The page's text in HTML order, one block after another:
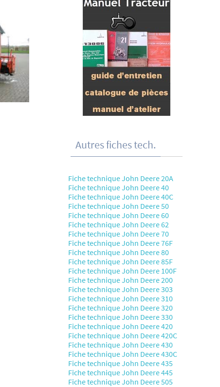
Autres fiches tech.
Fiche technique John Deere 20A
Fiche technique John Deere 40
Fiche technique John Deere 40C
Fiche technique John Deere 50
Fiche technique John Deere 60
Fiche technique John Deere 62
Fiche technique John Deere 70
Fiche technique John Deere 76F
Fiche technique John Deere 80
Fiche technique John Deere 85F
Fiche technique John Deere 100F
Fiche technique John Deere 200
Fiche technique John Deere 303
Fiche technique John Deere 310
Fiche technique John Deere 320
Fiche technique John Deere 330
Fiche technique John Deere 420
Fiche technique John Deere 420C
Fiche technique John Deere 430
Fiche technique John Deere 430C
Fiche technique John Deere 435
Fiche technique John Deere 445
Fiche technique John Deere 505